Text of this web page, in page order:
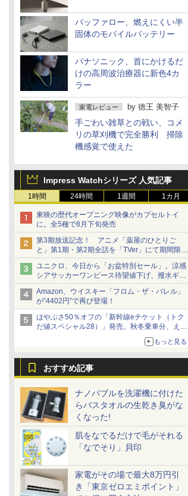
バッファロー、燃えにくい半
固体のモバイルバッテリー
パナソニック、首にかけるだ
けの高周波治療器に新色4カ
ラー
家電レビュー by 徳王 美智子
手ごわい雑草との戦い、コメ
リの草刈機で完全勝利 掃除
機感覚で使えた
Impress Watchシリーズ 人気記事
1時間 24時間 1週間 1カ月
東映の歴代オープニング映像がカプセルトイ
に。全5種で8月下旬発売
第3期放送記念！ アニメ「薬屋のひとりご
と」第1期・第2期全話を「TVer」にて期間限定
で順次無料配信開始
ユニクロ、今日から「お盆特別セール」。涼感
シアサッカーワンピース待望値下げ、撥水ギア
ショーツは1990円に
Amazon、ウイスキー「フロム・ザ・バレル」
が“4402円”で再び登場！
はやぶさ50％オフの「新幹線eチケット（トク
だ値スペシャル28）」発売。秋冬乗車分、えき
もっと見る
おすすめ記事
ナノバブルを洗濯機に付けた
らバスタオルの生乾き臭がな
くなった!
肌をなでるだけで毛がそれる
「なでそり」貝印
家電がその場で最大8万円引
き「東京ゼロエミポイント」